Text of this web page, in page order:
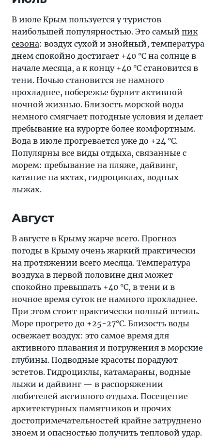
В июле Крым пользуется у туристов
наибольшей популярностью. Это самый пик
сезона: воздух сухой и знойный, температура
днем спокойно достигает +40 °C на солнце в
начале месяца, а к концу +40 °C становится в
тени. Ночью становится не намного
прохладнее, побережье бурлит активной
ночной жизнью. Близость морской воды
немного смягчает погодные условия и делает
пребывание на курорте более комфортным.
Вода в июле прогревается уже до +24 °C.
Популярны все виды отдыха, связанные с
морем: пребывание на пляже, дайвинг,
катание на яхтах, гидроциклах, водных
лыжах.
Август
В августе в Крыму жарче всего. Прогноз
погоды в Крыму очень жаркий практически
на протяжении всего месяца. Температура
воздуха в первой половине дня может
спокойно превышать +40 °C, в тени и в
ночное время суток не намного прохладнее.
При этом стоит практически полный штиль.
Море прогрето до +25-27°C. Близость воды
освежает воздух: это самое время для
активного плавания и погружения в морские
глубины. Подводные красоты порадуют
эстетов. Гидроциклы, катамараны, водные
лыжи и дайвинг — в распоряжении
любителей активного отдыха. Посещение
архитектурных памятников и прочих
достопримечательностей крайне затруднено
зноем и опасностью получить тепловой удар.